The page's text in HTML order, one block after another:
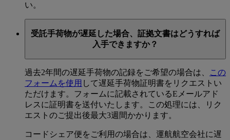
い。
受託手荷物が遅延した場合、証拠文書はどうすれば
入手できますか？
過去2年間の遅延手荷物の記録をご希望の場合は、
この
フォームを使用 して遅延手荷物証明書をリクエストい
ただけます。フォームに記載されているEメールアド
レスに証明書を送付いたします。この処理には、リク
エストのご提出後最大3週間かかります。
コードシェア便をご利用の場合は、運航航空会社に遅